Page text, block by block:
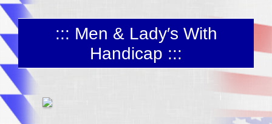
::: Men & Lady′s With
Handicap :::